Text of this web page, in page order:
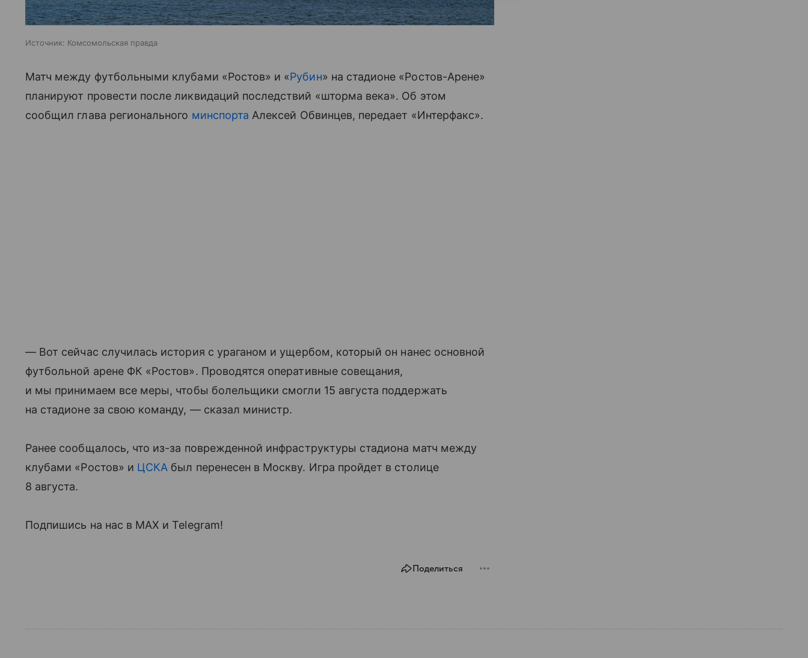
Источник: Комсомольская правда
Матч между футбольными клубами «Ростов» и «Рубин» на стадионе «Ростов-Арене»
планируют провести после ликвидаций последствий «шторма века». Об этом
сообщил глава регионального минспорта Алексей Обвинцев, передает «Интерфакс».
— Вот сейчас случилась история с ураганом и ущербом, который он нанес основной
футбольной арене ФК «Ростов». Проводятся оперативные совещания,
и мы принимаем все меры, чтобы болельщики смогли 15 августа поддержать
на стадионе за свою команду, — сказал министр.
Ранее сообщалось, что из-за поврежденной инфраструктуры стадиона матч между
клубами «Ростов» и ЦСКА был перенесен в Москву. Игра пройдет в столице
8 августа.
Подпишись на нас в МАХ и Telegram!
Поделиться